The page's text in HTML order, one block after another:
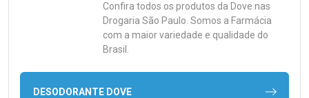
Confira todos os produtos da Dove nas
Drogaria São Paulo. Somos a Farmácia
com a maior variedade e qualidade do
Brasil.
DESODORANTE DOVE